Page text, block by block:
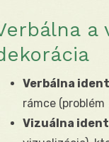
a
Verbálna
rámce
Vizuálna